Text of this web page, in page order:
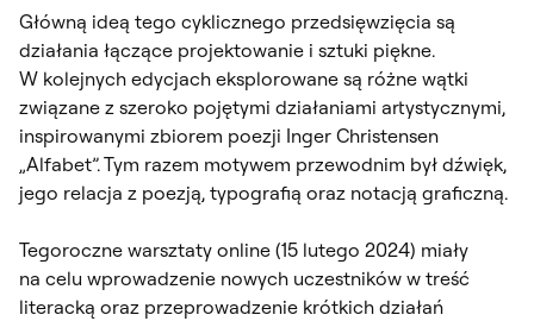
Główną ideą tego cyklicznego przedsięwzięcia są
działania łączące projektowanie i sztuki piękne.
W kolejnych edycjach eksplorowane są różne wątki
związane z szeroko pojętymi działaniami artystycznymi,
inspirowanymi zbiorem poezji Inger Christensen
„Alfabet”. Tym razem motywem przewodnim był dźwięk,
jego relacja z poezją, typografią oraz notacją graficzną.
Tegoroczne warsztaty online (15 lutego 2024) miały
na celu wprowadzenie nowych uczestników w treść
literacką oraz przeprowadzenie krótkich działań